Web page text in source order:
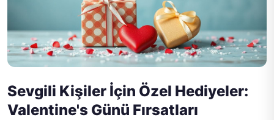
Sevgili Kişiler İçin Özel Hediyeler:
Valentine's Günü Fırsatları